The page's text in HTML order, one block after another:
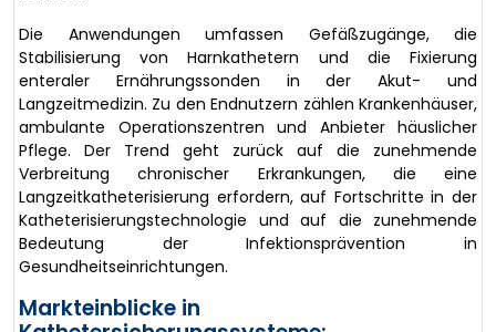
Die Anwendungen umfassen Gefäßzugänge, die
Stabilisierung von Harnkathetern und die Fixierung
enteraler Ernährungssonden in der Akut- und
Langzeitmedizin. Zu den Endnutzern zählen Krankenhäuser,
ambulante Operationszentren und Anbieter häuslicher
Pflege. Der Trend geht zurück auf die zunehmende
Verbreitung chronischer Erkrankungen, die eine
Langzeitkatheterisierung erfordern, auf Fortschritte in der
Katheterisierungstechnologie und auf die zunehmende
Bedeutung der Infektionsprävention in
Gesundheitseinrichtungen.
Markteinblicke in